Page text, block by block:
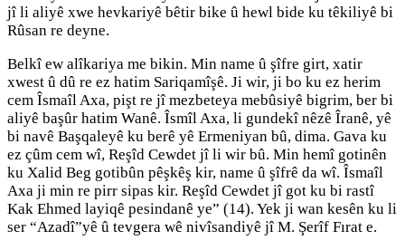
jî li aliyê xwe hevkariyê bêtir bike û hewl bide ku têkiliyê bi
Rûsan re deyne.
Belkî ew alîkariya me bikin. Min name û şîfre girt, xatir
xwest û dû re ez hatim Sariqamîşê. Ji wir, ji bo ku ez herim
cem Îsmaîl Axa, pişt re jî mezbeteya mebûsiyê bigrim, ber bi
aliyê başûr hatim Wanê. Îsmîl Axa, li gundekî nêzê Îranê, yê
bi navê Başqaleyê ku berê yê Ermeniyan bû, dima. Gava ku
ez çûm cem wî, Reşîd Cewdet jî li wir bû. Min hemî gotinên
ku Xalid Beg gotibûn pêşkêş kir, name û şîfrê da wî. Îsmaîl
Axa ji min re pirr sipas kir. Reşîd Cewdet jî got ku bi rastî
Kak Ehmed layiqê pesindanê ye” (14). Yek ji wan kesên ku li
ser “Azadî”yê û tevgera wê nivîsandiyê jî M. Şerîf Fırat e.